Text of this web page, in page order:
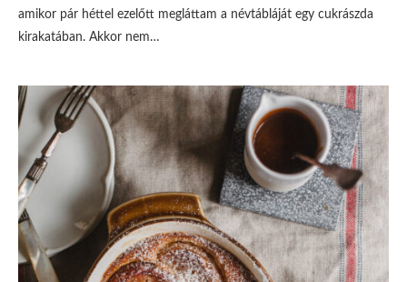
amikor pár héttel ezelőtt megláttam a névtábláját egy cukrászda
kirakatában. Akkor nem…